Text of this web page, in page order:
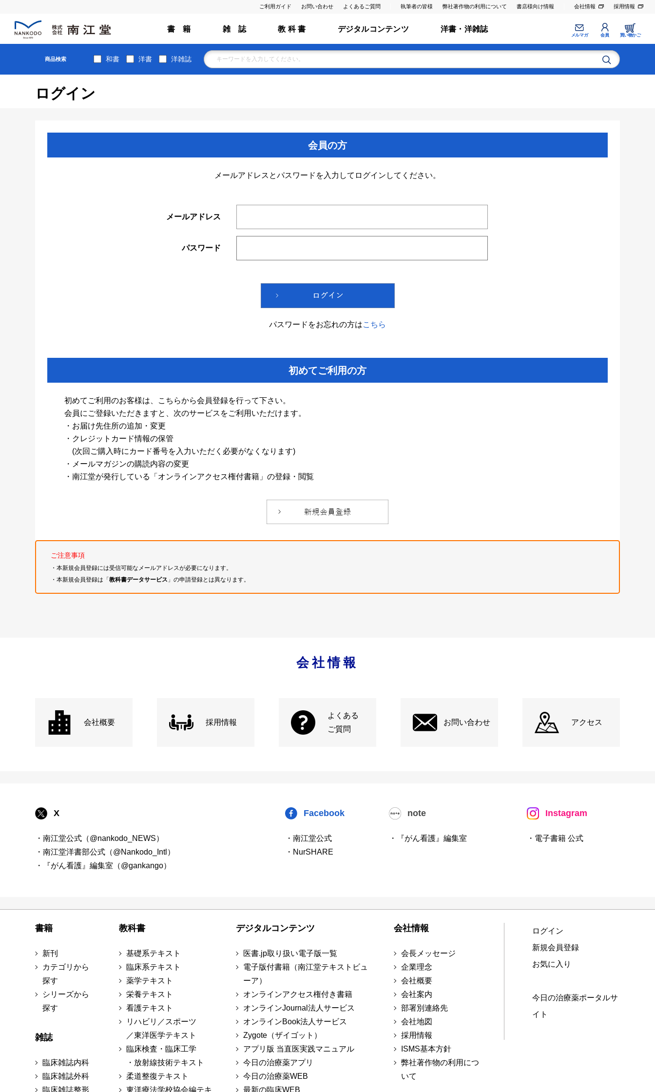
ご利用ガイド お問い合わせ よくあるご質問 執筆者の皆様 弊社著作物の利用について 書店様向け情報 会社情報 採用情報
書 籍 雑 誌 教 科 書 デジタルコンテンツ 洋書・洋雑誌
メルマガ 会員 買い物かご
商品検索 和書 洋書 洋雑誌
ログイン
会員の方
メールアドレスとパスワードを入力してログインしてください。
メールアドレス
パスワード
パスワードをお忘れの方はこちら
初めてご利用の方
初めてご利用のお客様は、こちらから会員登録を行って下さい。
会員にご登録いただきますと、次のサービスをご利用いただけます。
・お届け先住所の追加・変更
・クレジットカード情報の保管
(次回ご購入時にカード番号を入力いただく必要がなくなります)
・メールマガジンの購読内容の変更
・南江堂が発行している「オンラインアクセス権付書籍」の登録・閲覧
ご注意事項
・本新規会員登録には受信可能なメールアドレスが必要になります。
・本新規会員登録は「教科書データサービス 」の申請登録とは異なります。
会社情報
会社概要 採用情報
よくある
ご質問
お問い合わせ アクセス
X
・南江堂公式（@nankodo_NEWS）
・南江堂洋書部公式（@Nankodo_Intl）
・『がん看護』編集室（@gankango）
Facebook
・南江堂公式
・NurSHARE
note
・『がん看護』編集室
Instagram
・電子書籍 公式
書籍
新刊
カテゴリから
探す
シリーズから
探す
雑誌
臨床雑誌内科
臨床雑誌外科
臨床雑誌整形
教科書
基礎系テキスト
臨床系テキスト
薬学テキスト
栄養テキスト
看護テキスト
リハビリ／スポーツ
／東洋医学テキスト
臨床検査・臨床工学
・放射線技術テキスト
柔道整復テキスト
東洋療法学校協会編テキ
デジタルコンテンツ
医書.jp取り扱い電子版一覧
電子版付書籍（南江堂テキストビュ
ーア）
オンラインアクセス権付き書籍
オンラインJournal法人サービス
オンラインBook法人サービス
Zygote（ザイゴット）
アプリ版 当直医実践マニュアル
今日の治療薬アプリ
今日の治療薬WEB
最新の臨床WEB
会社情報
会長メッセージ
企業理念
会社概要
会社案内
部署別連絡先
会社地図
採用情報
ISMS基本方針
弊社著作物の利用につ
いて
ログイン
新規会員登録
お気に入り
今日の治療薬ポータルサ
イト